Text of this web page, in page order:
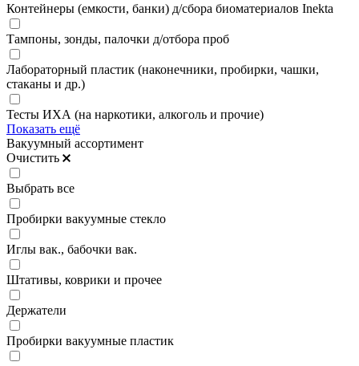
Контейнеры (емкости, банки) д/сбора биоматериалов Inekta
Тампоны, зонды, палочки д/отбора проб
Лабораторный пластик (наконечники, пробирки, чашки,
стаканы и др.)
Тесты ИХА (на наркотики, алкоголь и прочие)
Показать ещё
Вакуумный ассортимент
Очистить
Выбрать все
Пробирки вакуумные стекло
Иглы вак., бабочки вак.
Штативы, коврики и прочее
Держатели
Пробирки вакуумные пластик